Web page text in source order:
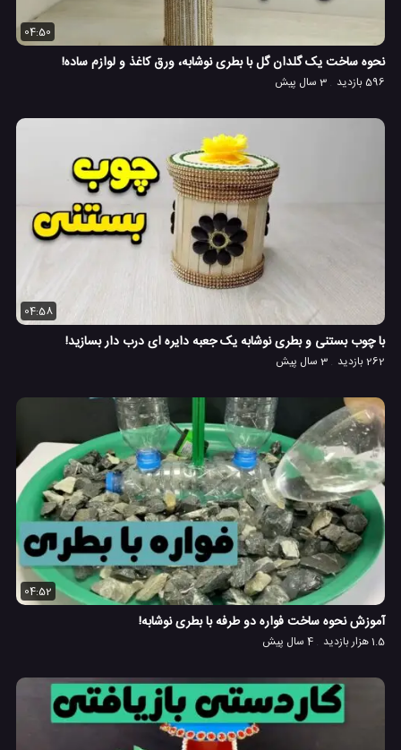
04:50
نحوه ساخت یک گلدان گل با بطری نوشابه، ورق کاغذ و لوازم ساده!
596 بازدید 3 سال پیش
04:58
با چوب بستنی و بطری نوشابه یک جعبه دایره ای درب دار بسازید!
262 بازدید 3 سال پیش
04:52
آموزش نحوه ساخت فواره دو طرفه با بطری نوشابه!
1.5 هزار بازدید 4 سال پیش